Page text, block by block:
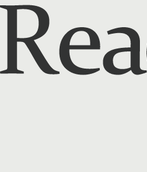
Reads - 読書のSNS＆記録アプリ